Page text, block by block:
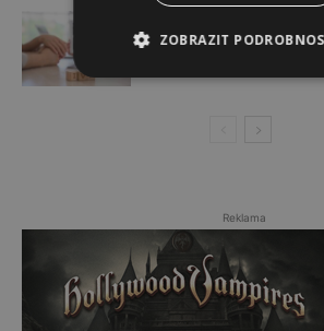
Těhotenství není
Pomáhá
Reklama
ZOBRAZIT